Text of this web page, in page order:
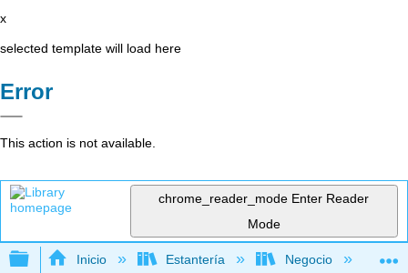
x
selected template will load here
Error
This action is not available.
chrome_reader_mode Enter Reader
Mode
Expandir/contraer jerarquía global
Inicio Estantería Negocio